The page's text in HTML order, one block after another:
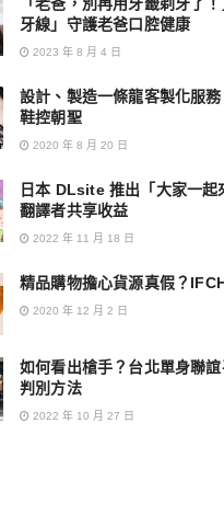
「老爸，別再用牙籤剃牙了
牙線」守護老爸口腔健康
2023 年 8 月 4 日
設計、製造一條龍客製化服
鞋控朝聖
2020 年 8 月 20 日
日本 DLsite 推出「大家一起
翻譯者共享收益
2022 年 11 月 18 日
精品購物擔心貨源真假？
2020 年 12 月 2 日
如何看出槍手？台北單身聯
判別方法
2022 年 10 月 27 日